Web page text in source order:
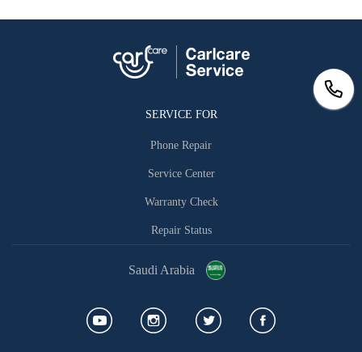
SERVICE FOR
Phone Repair
Service Center
Warranty Check
Repair Status
Saudi Arabia